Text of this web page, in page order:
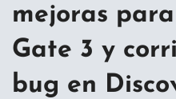
mejoras para
Gate 3 y
bug en